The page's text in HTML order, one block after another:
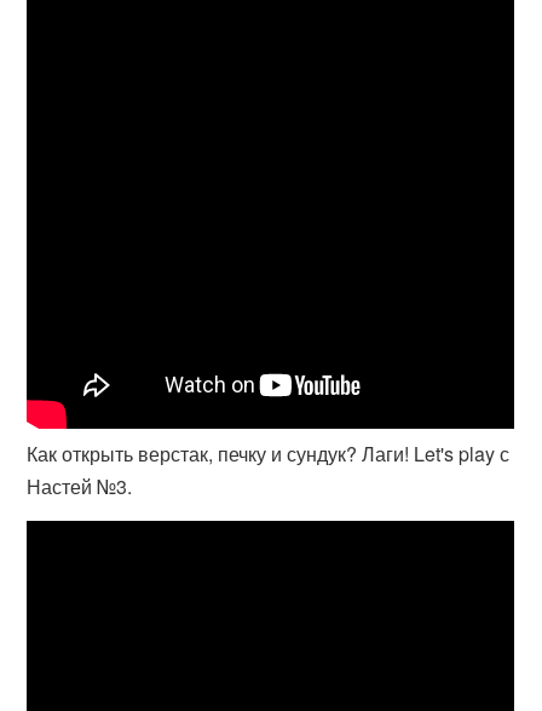
Как открыть верстак, печку и сундук? Лаги! Let's play с
Настей №3.